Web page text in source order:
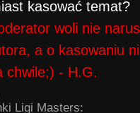
kasować temat?
woli nie
a o kasowaniu
chwile;) - H.G.
Ligi Masters: